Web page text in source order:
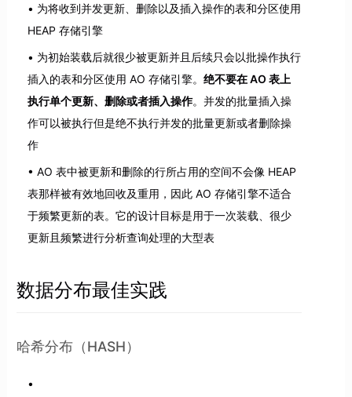
为将收到并发更新、删除以及插入操作的表和分区使用
HEAP 存储引擎
为初始装载后就很少被更新并且后续只会以批操作执行
插入的表和分区使用 AO 存储引擎。 绝不要在 AO 表上
执行单个更新、删除或者插入操作。并发的批量插入操
作可以被执行但是绝不执行并发的批量更新或者删除操
作
AO 表中被更新和删除的行所占用的空间不会像 HEAP
表那样被有效地回收及重用，因此 AO 存储引擎不适合
于频繁更新的表。它的设计目标是用于一次装载、很少
更新且频繁进行分析查询处理的大型表
数据分布最佳实践
哈希分布（HASH）